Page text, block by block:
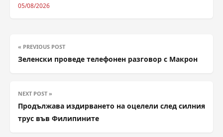
05/08/2026
« PREVIOUS POST
Зеленски проведе телефонен разговор с Макрон
NEXT POST »
Продължава издирването на оцелели след силния
трус във Филипините